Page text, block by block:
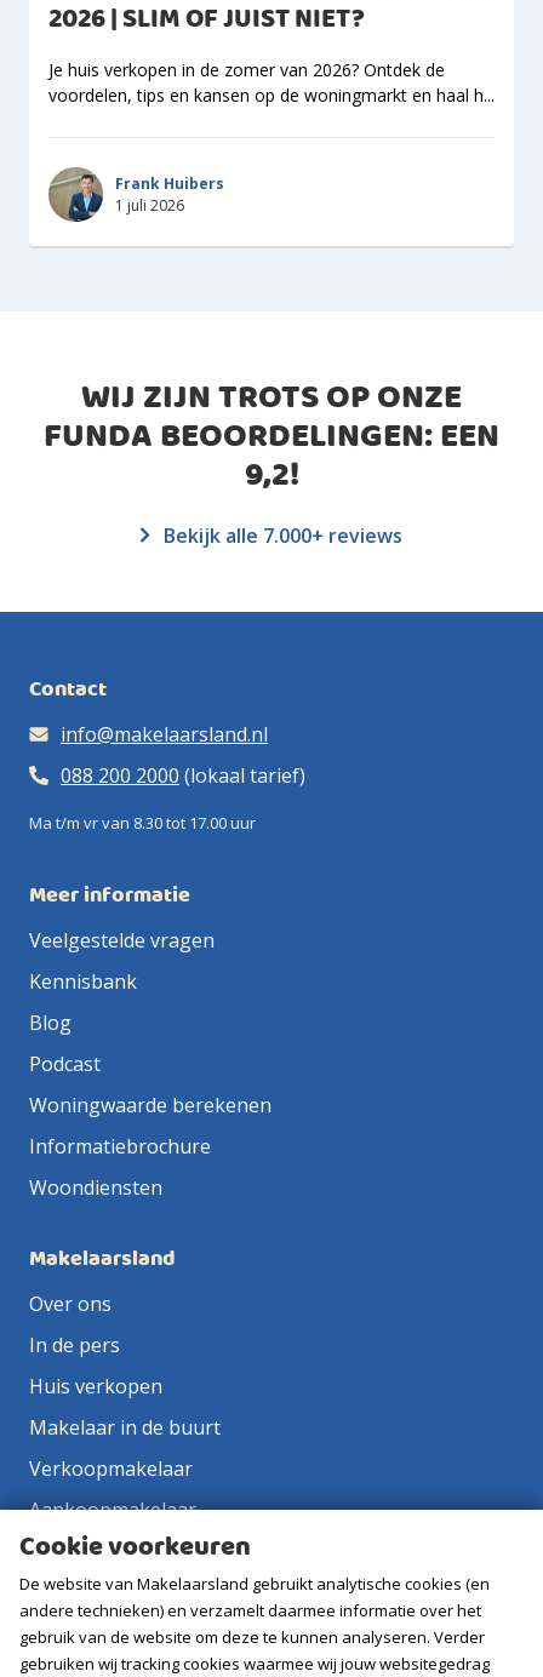
2026 | SLIM OF JUIST NIET?
Je huis verkopen in de zomer van 2026? Ontdek de
voordelen, tips en kansen op de woningmarkt en haal h...
Frank Huibers
1 juli 2026
WIJ ZIJN TROTS OP ONZE
FUNDA BEOORDELINGEN: EEN
9,2!
Bekijk alle 7.000+ reviews
Contact
info@makelaarsland.nl
088 200 2000 (lokaal tarief)
Ma t/m vr van 8.30 tot 17.00 uur
Meer informatie
Veelgestelde vragen
Kennisbank
Blog
Podcast
Woningwaarde berekenen
Informatiebrochure
Woondiensten
Makelaarsland
Over ons
In de pers
Huis verkopen
Makelaar in de buurt
Verkoopmakelaar
Aankoopmakelaar
Contact
Vacatures
Volg ons
Cookie voorkeuren
De website van Makelaarsland gebruikt analytische cookies (en
andere technieken) en verzamelt daarmee informatie over het
gebruik van de website om deze te kunnen analyseren. Verder
gebruiken wij tracking cookies waarmee wij jouw websitegedrag